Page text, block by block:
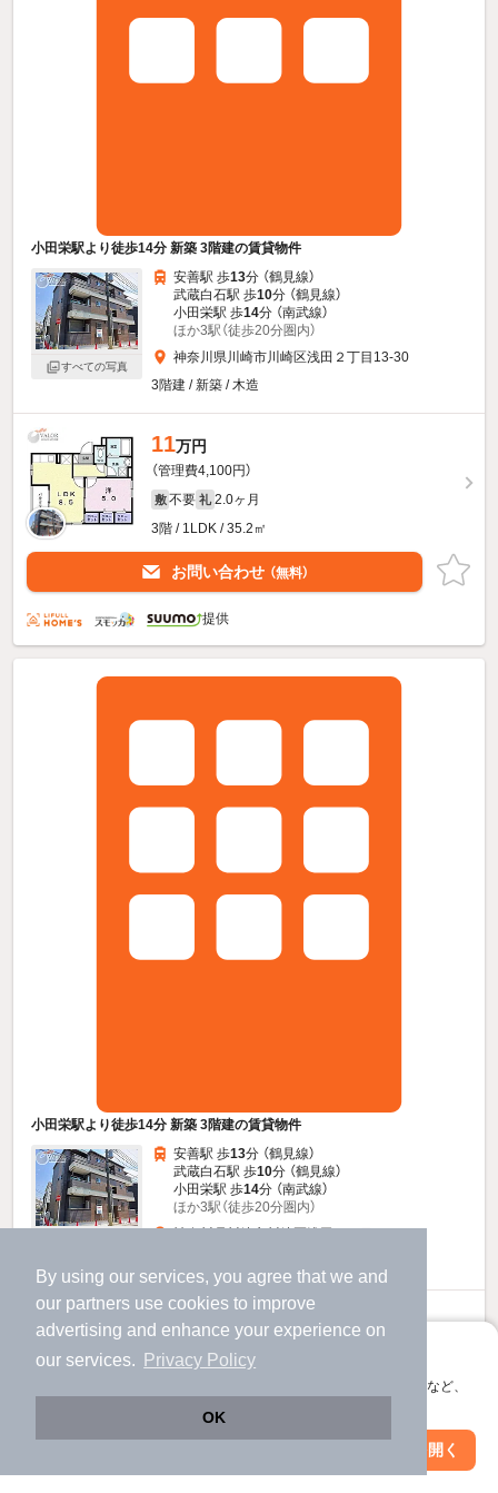
By using our services, you agree that we and
our partners use cookies to improve
advertising and enhance your experience on
our services.
Privacy Policy
OK
アプリに切り替えて、サクサクお部屋探し
会員登録なしですぐ使える。マップ検索やお気に入り保存など、
アプリを開く
小田栄駅より徒歩14分 新築 3階建の賃貸物件
すべての写真
安善駅 歩13分 （鶴見線）
武蔵白石駅 歩10分 （鶴見線）
小田栄駅 歩14分 （南武線）
ほか3駅（徒歩20分圏内）
神奈川県川崎市川崎区浅田２丁目13-30
3階建 / 新築 / 木造
11万円
（管理費4,100円）
敷 不要 礼 2.0ヶ月
3階 / 1LDK / 35.2㎡
お問い合わせ （無料）
提供
小田栄駅より徒歩14分 新築 3階建の賃貸物件
安善駅 歩13分 （鶴見線）
武蔵白石駅 歩10分 （鶴見線）
小田栄駅 歩14分 （南武線）
ほか3駅（徒歩20分圏内）
10.6万円
絞り込み条件を変更